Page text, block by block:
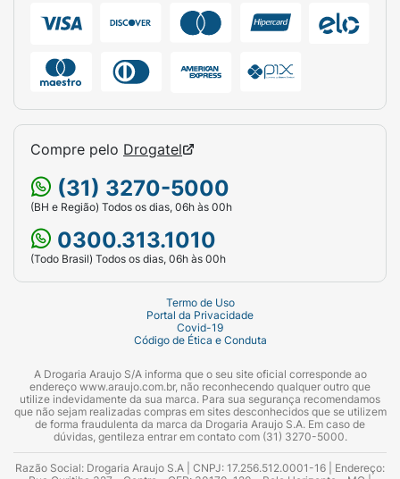
Compre pelo Drogatel
(31) 3270-5000
(BH e Região) Todos os dias, 06h às 00h
0300.313.1010
(Todo Brasil) Todos os dias, 06h às 00h
Termo de Uso
Portal da Privacidade
Covid-19
Código de Ética e Conduta
A Drogaria Araujo S/A informa que o seu site oficial corresponde ao
endereço www.araujo.com.br, não reconhecendo qualquer outro que
utilize indevidamente da sua marca. Para sua segurança recomendamos
que não sejam realizadas compras em sites desconhecidos que se utilizem
de forma fraudulenta da marca da Drogaria Araujo S.A. Em caso de
dúvidas, gentileza entrar em contato com (31) 3270-5000.
Razão Social: Drogaria Araujo S.A | CNPJ: 17.256.512.0001-16 | Endereço: